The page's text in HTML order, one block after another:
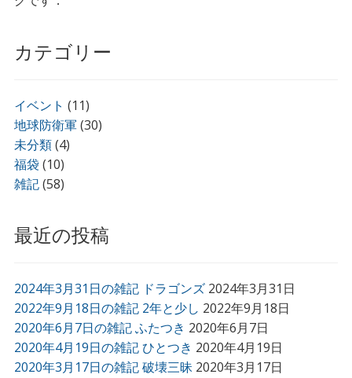
カテゴリー
イベント (11)
地球防衛軍(30)
未分類(4)
福袋 (10)
雑記(58)
最近の投稿
2024年3月31日の雑記 ドラゴンズ 2024年3月31日
2022年9月18日の雑記 2年と少し 2022年9月18日
2020年6月7日の雑記 ふたつき 2020年6月7日
2020年4月19日の雑記 ひとつき 2020年4月19日
2020年3月17日の雑記 破壊三昧 2020年3月17日